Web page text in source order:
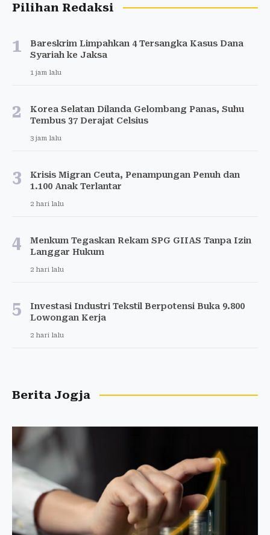
Pilihan Redaksi
1
Bareskrim Limpahkan 4 Tersangka Kasus Dana
Syariah ke Jaksa
1 jam lalu
2
Korea Selatan Dilanda Gelombang Panas, Suhu
Tembus 37 Derajat Celsius
3 jam lalu
3
Krisis Migran Ceuta, Penampungan Penuh dan
1.100 Anak Terlantar
2 hari lalu
4
Menkum Tegaskan Rekam SPG GIIAS Tanpa Izin
Langgar Hukum
2 hari lalu
5
Investasi Industri Tekstil Berpotensi Buka 9.800
Lowongan Kerja
2 hari lalu
Berita Jogja